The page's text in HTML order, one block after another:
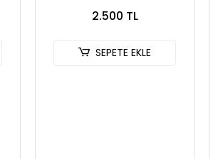
2.500 TL
SEPETE EKLE